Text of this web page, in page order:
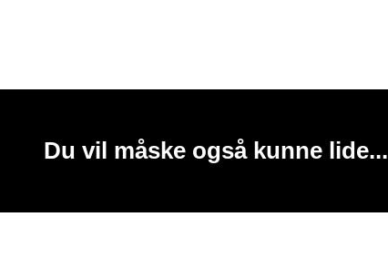
Du vil måske også kunne lide...